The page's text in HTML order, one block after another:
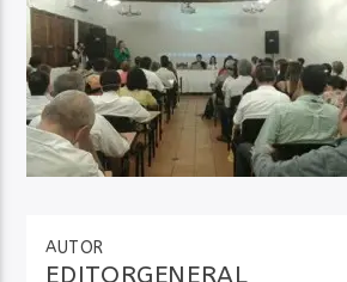
Audio en Vivo
AUTOR
EDITORGENERAL